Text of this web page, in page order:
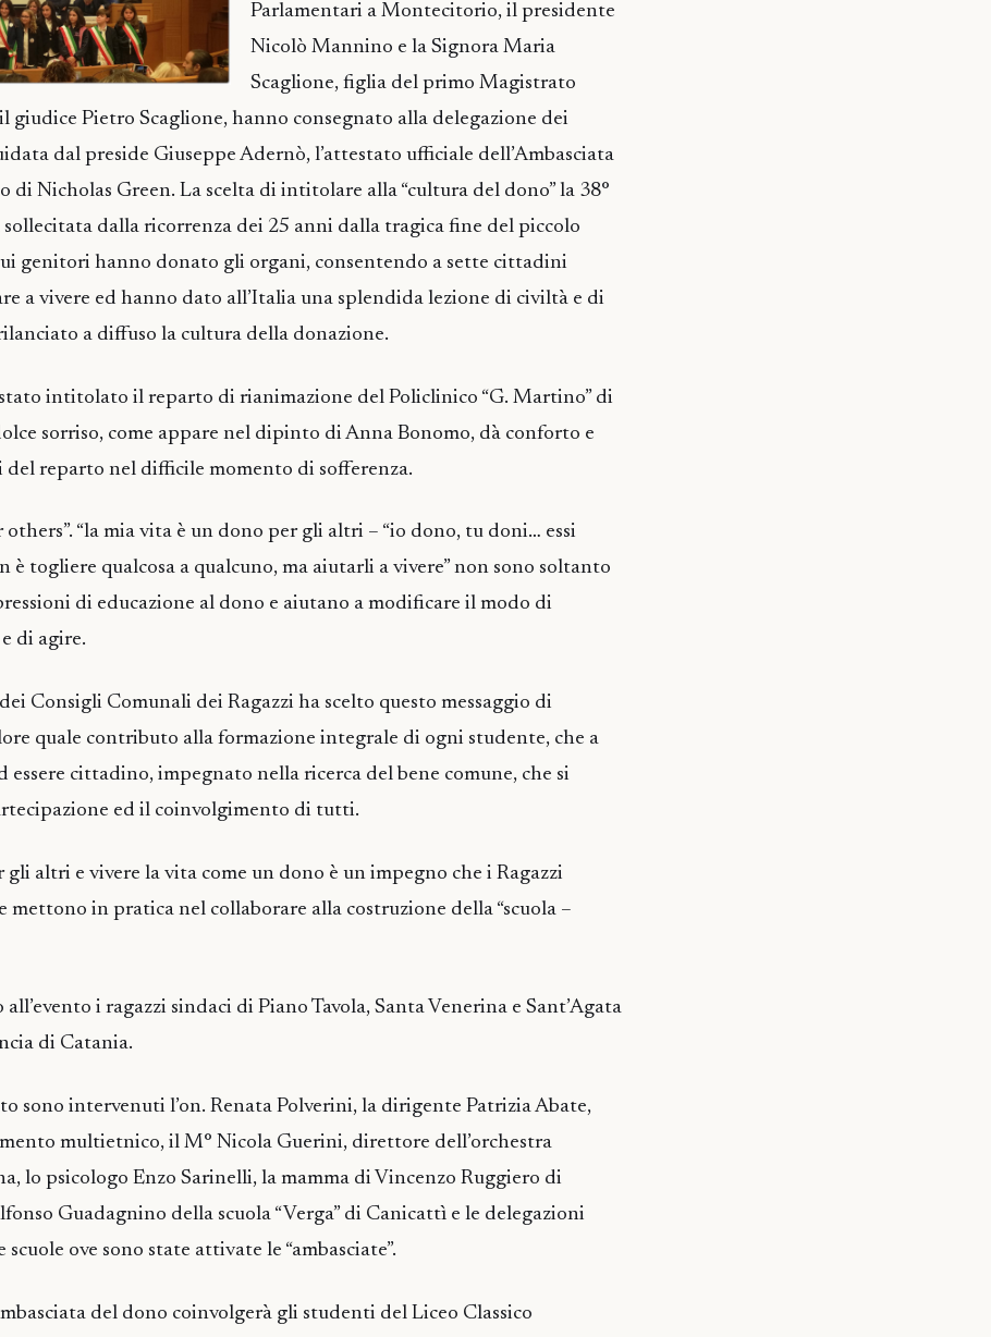
Parlamentari a Montecitorio, il presidente
Nicolò Mannino e la Signora Maria
Scaglione, figlia del primo Magistrato
giudice Pietro Scaglione, hanno consegnato alla delegazione dei
dal preside Giuseppe Adernò, l’attestato ufficiale dell’Ambasciata
di Nicholas Green. La scelta di intitolare alla “cultura del dono” la 38°
sollecitata dalla ricorrenza dei 25 anni dalla tragica fine del piccolo
genitori hanno donato gli organi, consentendo a sette cittadini
a vivere ed hanno dato all’Italia una splendida lezione di civiltà e di
a diffuso la cultura della donazione.
stato intitolato il reparto di rianimazione del Policlinico “G. Martino” di
sorriso, come appare nel dipinto di Anna Bonomo, dà conforto e
del reparto nel difficile momento di sofferenza.
“la mia vita è un dono per gli altri – “io dono, tu doni… essi
è togliere qualcosa a qualcuno, ma aiutarli a vivere” non sono soltanto
di educazione al dono e aiutano a modificare il modo di
di agire.
Consigli Comunali dei Ragazzi ha scelto questo messaggio di
quale contributo alla formazione integrale di ogni studente, che a
essere cittadino, impegnato nella ricerca del bene comune, che si
ed il coinvolgimento di tutti.
gli altri e vivere la vita come un dono è un impegno che i Ragazzi
mettono in pratica nel collaborare alla costruzione della “scuola –
i ragazzi sindaci di Piano Tavola, Santa Venerina e Sant’Agata
di Catania.
sono intervenuti l’on. Renata Polverini, la dirigente Patrizia Abate,
multietnico, il M° Nicola Guerini, direttore dell’orchestra
lo psicologo Enzo Sarinelli, la mamma di Vincenzo Ruggiero di
Guadagnino della scuola “Verga” di Canicattì e le delegazioni
ove sono state attivate le “ambasciate”.
del dono coinvolgerà gli studenti del Liceo Classico